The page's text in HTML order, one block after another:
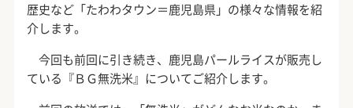
歴史など「たわわタウン＝鹿児島県」の様々な情報を紹
介します。
今回も前回に引き続き、鹿児島パールライスが販売し
ている『ＢＧ無洗米』についてご紹介します。